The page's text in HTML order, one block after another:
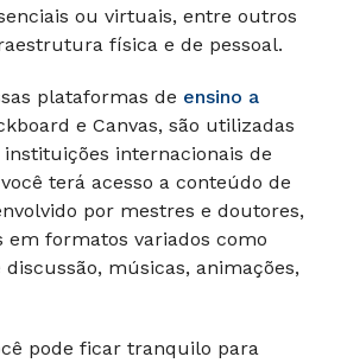
ou virtuais, entre outros
física e de pessoal.
plataformas de ensino a
e Canvas, são utilizadas
internacionais de
terá acesso a conteúdo de
por mestres e doutores,
em formatos variados como
discussão, músicas, animações,
pode ficar tranquilo para